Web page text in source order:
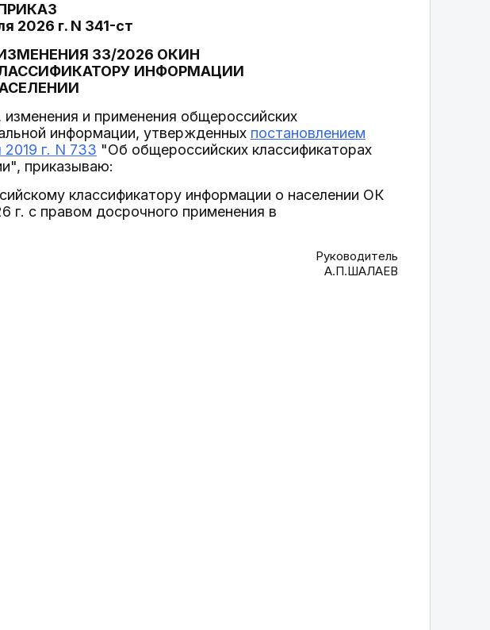
2026 г. N 341-ст
33/2026 ОКИН
ИНФОРМАЦИИ
и применения общероссийских
информации, утвержденных постановлением
г. N 733 "Об общероссийских классификаторах
приказываю:
классификатору информации о населении ОК
г. с правом досрочного применения в
Руководитель
А.П.ШАЛАЕВ